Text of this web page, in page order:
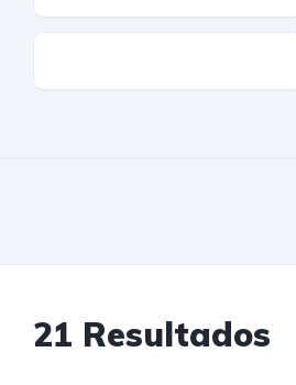
21 Resultados